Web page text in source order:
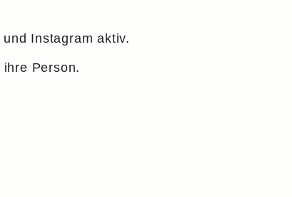
Instagram aktiv.
Person.